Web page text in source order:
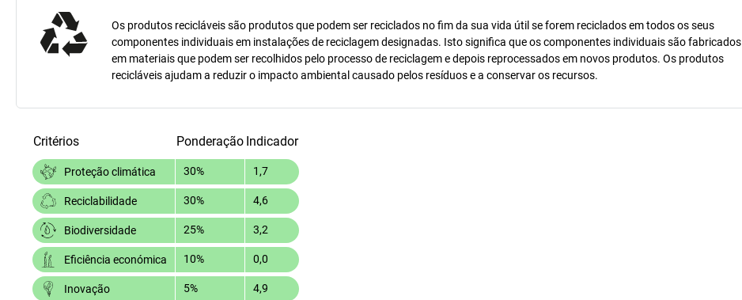
Os produtos recicláveis são produtos que podem ser reciclados no fim da sua vida útil se forem reciclados em todos os seus
componentes individuais em instalações de reciclagem designadas. Isto significa que os componentes individuais são fabricados
em materiais que podem ser recolhidos pelo processo de reciclagem e depois reprocessados em novos produtos. Os produtos
recicláveis ajudam a reduzir o impacto ambiental causado pelos resíduos e a conservar os recursos.
Critérios Ponderação Indicador
Proteção climática 30% 1,7
Reciclabilidade 30% 4,6
Biodiversidade 25% 3,2
Eficiência económica 10% 0,0
Inovação 5% 4,9